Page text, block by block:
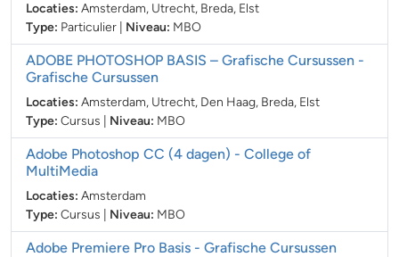
Locaties: Amsterdam, Utrecht, Breda, Elst
Type: Particulier Niveau: MBO
ADOBE PHOTOSHOP BASIS – Grafische Cursussen -
Grafische Cursussen
Locaties: Amsterdam, Utrecht, Den Haag, Breda, Elst
Type: Cursus Niveau: MBO
Adobe Photoshop CC (4 dagen) - College of
MultiMedia
Locaties: Amsterdam
Type: Cursus Niveau: MBO
Adobe Premiere Pro Basis - Grafische Cursussen